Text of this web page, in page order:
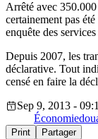
Arrêté avec
certainement pas
enquête des
Depuis 2007, les
déclarative. Tout
censé en faire la
Sep 9, 2013 -
Économie
Print Partager